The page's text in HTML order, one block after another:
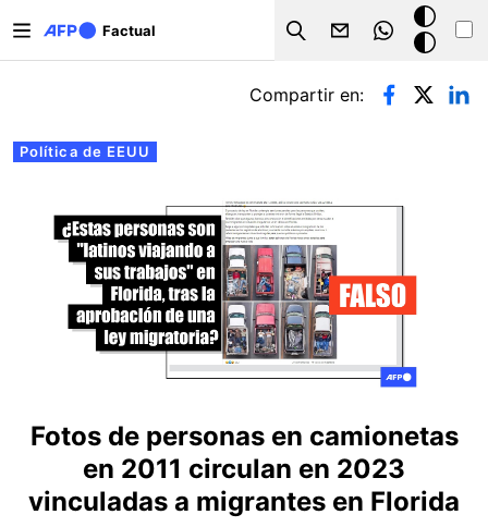
Factual
Search
Modo
oscuro
Solapas principales
Política de EEUU
Compartir en:
Fotos de personas en camionetas
en 2011 circulan en 2023
vinculadas a migrantes en Florida